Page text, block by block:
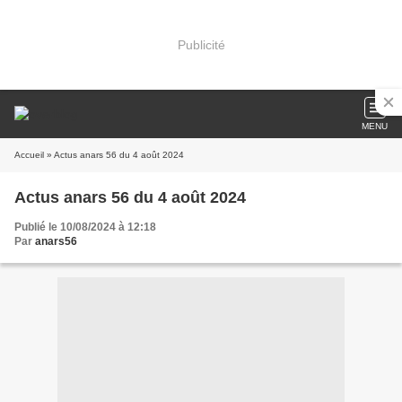
Publicité
MENU
Accueil » Actus anars 56 du 4 août 2024
Actus anars 56 du 4 août 2024
Publié le 10/08/2024 à 12:18
Par anars56